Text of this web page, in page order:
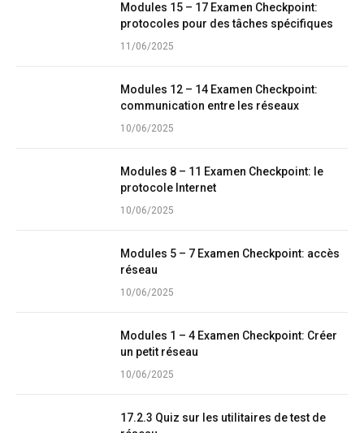
Modules 15 – 17 Examen Checkpoint:
protocoles pour des tâches spécifiques
11/06/2025
Modules 12 – 14 Examen Checkpoint:
communication entre les réseaux
10/06/2025
Modules 8 – 11 Examen Checkpoint: le
protocole Internet
10/06/2025
Modules 5 – 7 Examen Checkpoint: accès
réseau
10/06/2025
Modules 1 – 4 Examen Checkpoint: Créer
un petit réseau
10/06/2025
17.2.3 Quiz sur les utilitaires de test de